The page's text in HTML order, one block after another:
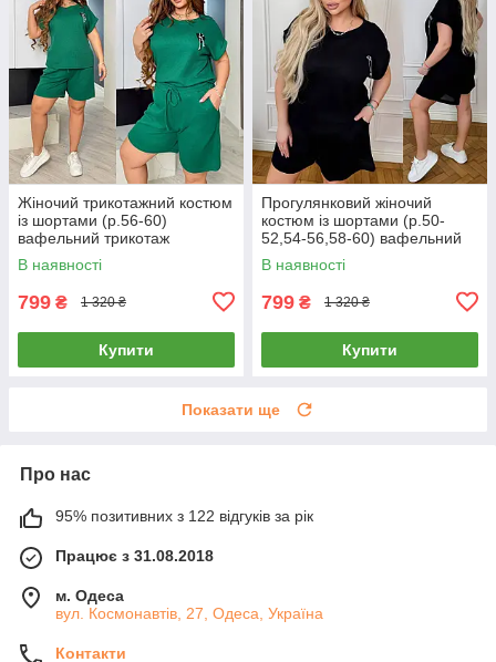
Жіночий трикотажний костюм
із шортами (р.56-60)
вафельний трикотаж
В наявності
799 ₴ 1 320 ₴
Купити
Прогулянковий жіночий
костюм із шортами (р.50-
52,54-56,58-60) вафельний
трикотаж
В наявності
799 ₴ 1 320 ₴
Купити
Показати ще
Про нас
95% позитивних з 122 відгуків за рік
Працює з 31.08.2018
м. Одеса
вул. Космонавтів, 27, Одеса, Україна
Контакти